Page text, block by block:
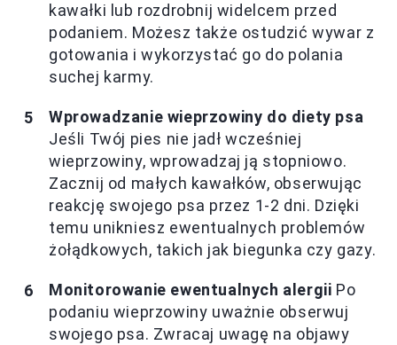
kawałki lub rozdrobnij widelcem przed
podaniem. Możesz także ostudzić wywar z
gotowania i wykorzystać go do polania
suchej karmy.
Wprowadzanie wieprzowiny do diety psa
Jeśli Twój pies nie jadł wcześniej
wieprzowiny, wprowadzaj ją stopniowo.
Zacznij od małych kawałków, obserwując
reakcję swojego psa przez 1-2 dni. Dzięki
temu unikniesz ewentualnych problemów
żołądkowych, takich jak biegunka czy gazy.
Monitorowanie ewentualnych alergii Po
podaniu wieprzowiny uważnie obserwuj
swojego psa. Zwracaj uwagę na objawy